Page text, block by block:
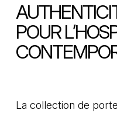
POUR
La collection de